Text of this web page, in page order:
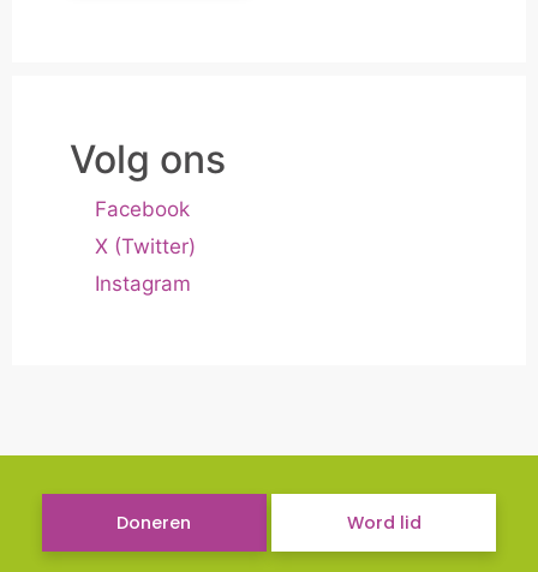
Volg ons
Facebook
X (Twitter)
Instagram
Doneren Word lid